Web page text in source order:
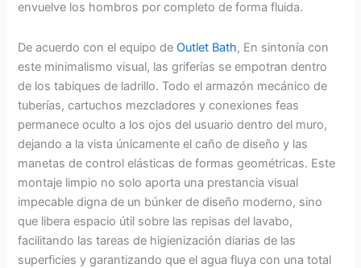
envuelve los hombros por completo de forma fluida.
De acuerdo con el equipo deOutlet Bath, En sintonía con
este minimalismo visual, las griferías se empotran dentro
de los tabiques de ladrillo. Todo el armazón mecánico de
tuberías, cartuchos mezcladores y conexiones feas
permanece oculto a los ojos del usuario dentro del muro,
dejando a la vista únicamente el caño de diseño y las
manetas de control elásticas de formas geométricas. Este
montaje limpio no solo aporta una prestancia visual
impecable digna de un búnker de diseño moderno, sino
que libera espacio útil sobre las repisas del lavabo,
facilitando las tareas de higienización diarias de las
superficies y garantizando que el agua fluya con una total